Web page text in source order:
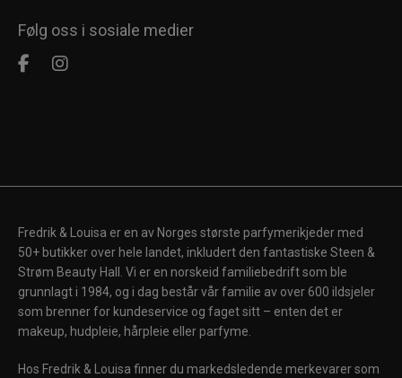
Følg oss i sosiale medier
Fredrik & Louisa er en av Norges største parfymerikjeder med
50+ butikker over hele landet, inkludert den fantastiske Steen &
Strøm Beauty Hall. Vi er en norskeid familiebedrift som ble
grunnlagt i 1984, og i dag består vår familie av over 600 ildsjeler
som brenner for kundeservice og faget sitt – enten det er
makeup, hudpleie, hårpleie eller parfyme.
Hos Fredrik & Louisa finner du markedsledende merkevarer som